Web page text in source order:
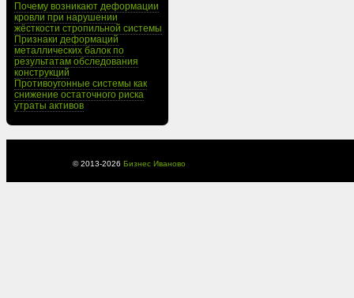
Почему возникают деформации
кровли при нарушении
жёсткости стропильной системы
Признаки деформаций
металлических балок по
результатам обследования
конструкций
Противоугонные системы как
снижение остаточного риска
утраты активов
© 2013-2026 Бизнес Иваново